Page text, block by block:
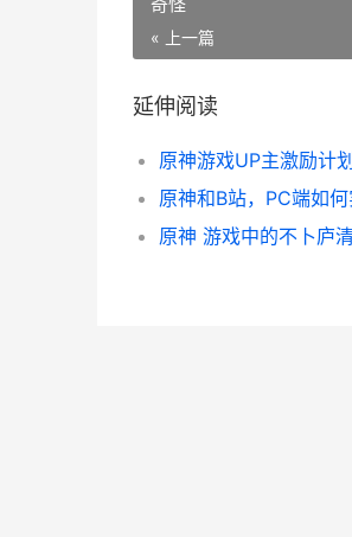
« 上一篇
延伸阅读